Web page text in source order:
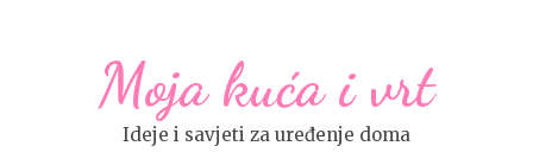
Moja kuća i vrt
Ideje i savjeti za uređenje doma